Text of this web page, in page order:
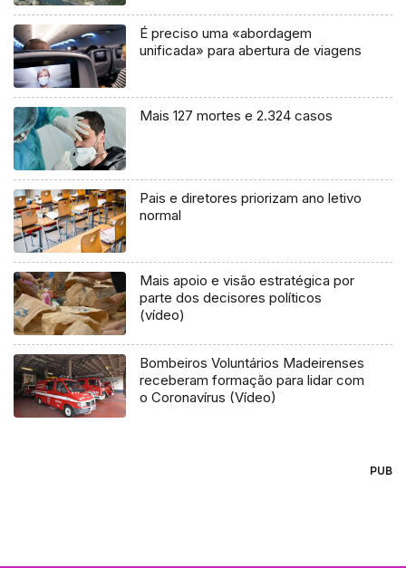
É preciso uma «abordagem
unificada» para abertura de viagens
Mais 127 mortes e 2.324 casos
Pais e diretores priorizam ano letivo
normal
Mais apoio e visão estratégica por
parte dos decisores políticos
(vídeo)
Bombeiros Voluntários Madeirenses
receberam formação para lidar com
o Coronavírus (Vídeo)
PUB